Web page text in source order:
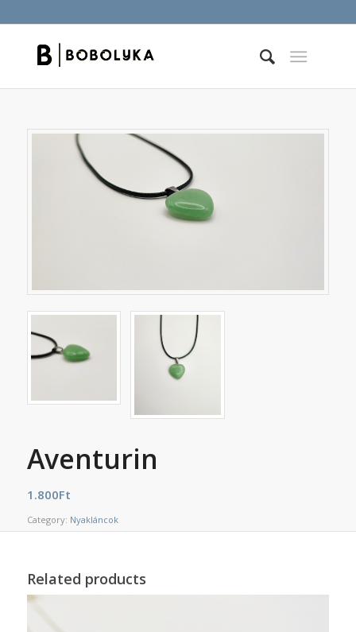
Aventurin
1.800Ft
Category: Nyakláncok
Related products